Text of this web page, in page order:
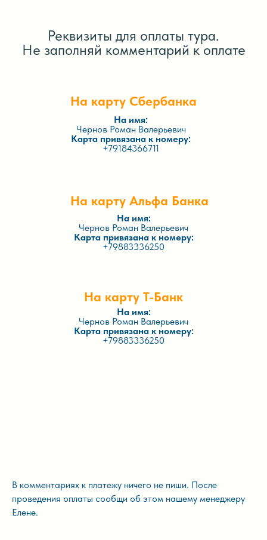
Реквизиты для оплаты тура.
Не заполняй комментарий к оплате
На карту Сбербанка
На карту Альфа Банка
На карту Т-Банк
На имя:
Чернов Роман Валерьевич
Карта привязана к номеру:
+79184366711
На имя:
Чернов Роман Валерьевич
Карта привязана к номеру:
+79883336250
На имя:
Чернов Роман Валерьевич
Карта привязана к номеру:
+79883336250
В комментариях к платежу ничего не пиши. После
проведения оплаты сообщи об этом нашему менеджеру
Елене.